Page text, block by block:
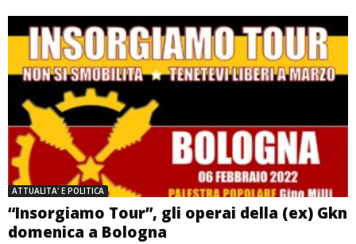
ATTUALITA' E POLITICA
“Insorgiamo Tour”, gli operai della (ex) Gkn
domenica a Bologna